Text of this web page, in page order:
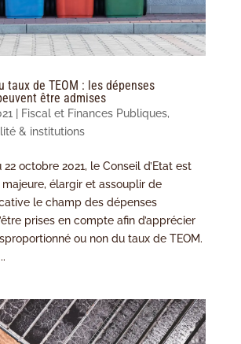
taux de TEOM : les dépenses
être admises
Fiscal et Finances Publiques,
& institutions
octobre 2021, le Conseil d’Etat est
élargir et assouplir de
le champ des dépenses
prises en compte afin d’apprécier
ou non du taux de TEOM.